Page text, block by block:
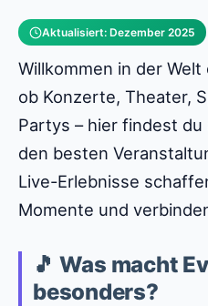
Aktualisiert: Dezember 2025
Willkommen in der
ob Konzerte, Theater,
Partys – hier findest
den besten
Live-Erlebnisse
Momente und
🎵 Was macht
besonders?